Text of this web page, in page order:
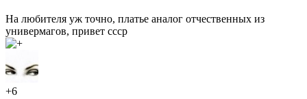
На любителя уж точно, платье аналог отчественных из
универмагов, привет ссср
+6